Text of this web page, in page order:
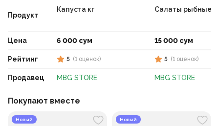
Продукт
Цена
Рейтинг
Продавец
Капуста кг
6 000 сум
5 (1 оценок)
MBG STORE
Cалаты рыбные
15 000 сум
5 (1 оценок)
MBG STORE
Покупают вместе
Новый Новый